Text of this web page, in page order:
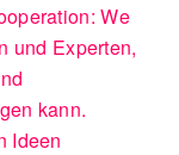
We
und Experten,
kann.
Ideen